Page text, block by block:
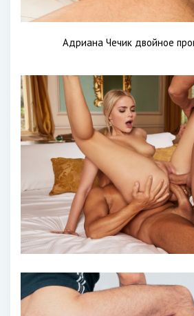
Адриана Чечик двойное